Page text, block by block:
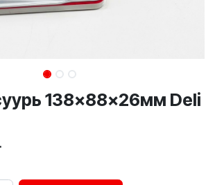
138×88×26мм Deli